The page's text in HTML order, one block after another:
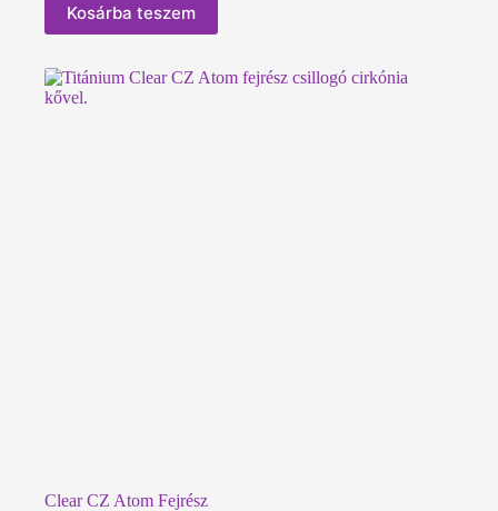
Kosárba teszem
Clear CZ Atom Fejrész